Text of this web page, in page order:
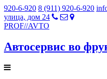
920-6-920 8 (911) 920-6-920
улица, дом 24
PROF//AVTO
Автосервис во